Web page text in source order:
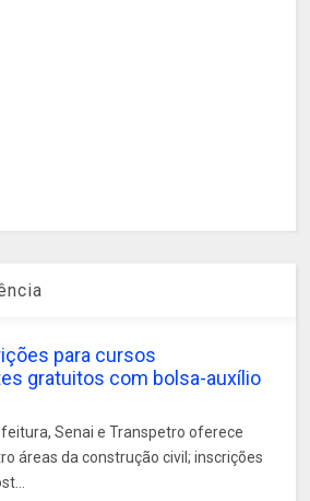
para cursos
gratuitos com bolsa-auxílio
Senai e Transpetro oferece
áreas da construção civil; inscrições